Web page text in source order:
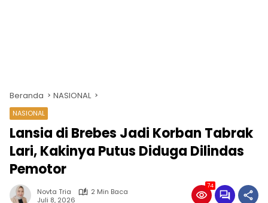
Beranda NASIONAL
NASIONAL
Lansia di Brebes Jadi Korban Tabrak
Lari, Kakinya Putus Diduga Dilindas
Pemotor
Novta Tria
2 Min Baca
Juli 8, 2026
74